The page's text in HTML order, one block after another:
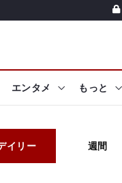
エンタメ もっと
イリー 週間